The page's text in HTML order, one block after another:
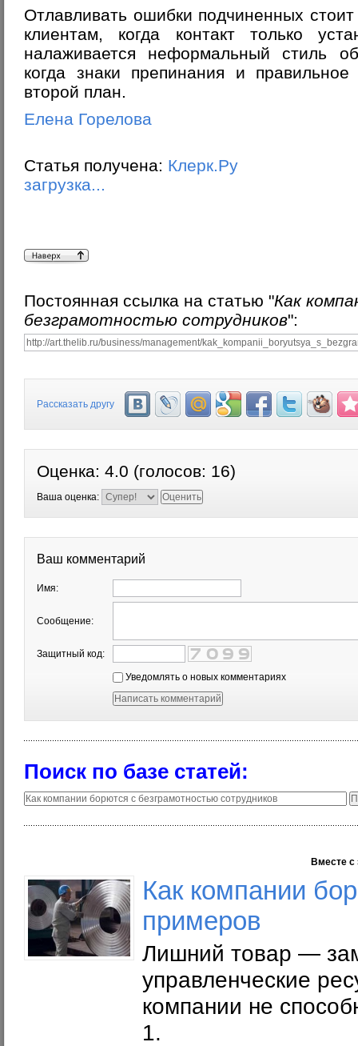
Отлавливать ошибки подчиненных
клиентам, когда контакт только
налаживается неформальный стиль
когда знаки препинания и
второй план.
Елена Горелова
Статья получена: Клерк.Ру
загрузка...
Постоянная ссылка на статью "Как
безграмотностью сотрудников":
Рассказать другу
Оценка: 4.0 (голосов: 16)
Ваша оценка:
Ваш комментарий
Имя:
Сообщение:
Защитный код:
Уведомлять о новых комментариях
Поиск по базе статей:
Вместе с
Как компании
примеров
Лишний товар —
управленческие
компании не
1.